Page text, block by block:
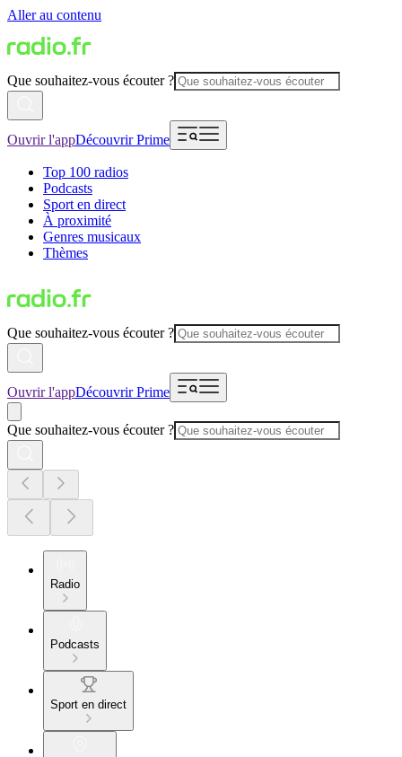
Aller au contenu
Que souhaitez-vous écouter ?
Ouvrir l'appDécouvrir Prime
Top 100 radios
Podcasts
Sport en direct
À proximité
Genres musicaux
Thèmes
Que souhaitez-vous écouter ?
Ouvrir l'appDécouvrir Prime
Que souhaitez-vous écouter ?
Radio
Podcasts
Sport en direct